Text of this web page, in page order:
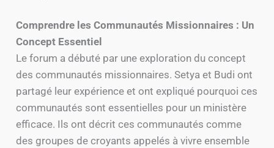
Comprendre les Communautés Missionnaires : Un
Concept Essentiel
Le forum a débuté par une exploration du concept
des communautés missionnaires. Setya et Budi ont
partagé leur expérience et ont expliqué pourquoi ces
communautés sont essentielles pour un ministère
efficace. Ils ont décrit ces communautés comme
des groupes de croyants appelés à vivre ensemble